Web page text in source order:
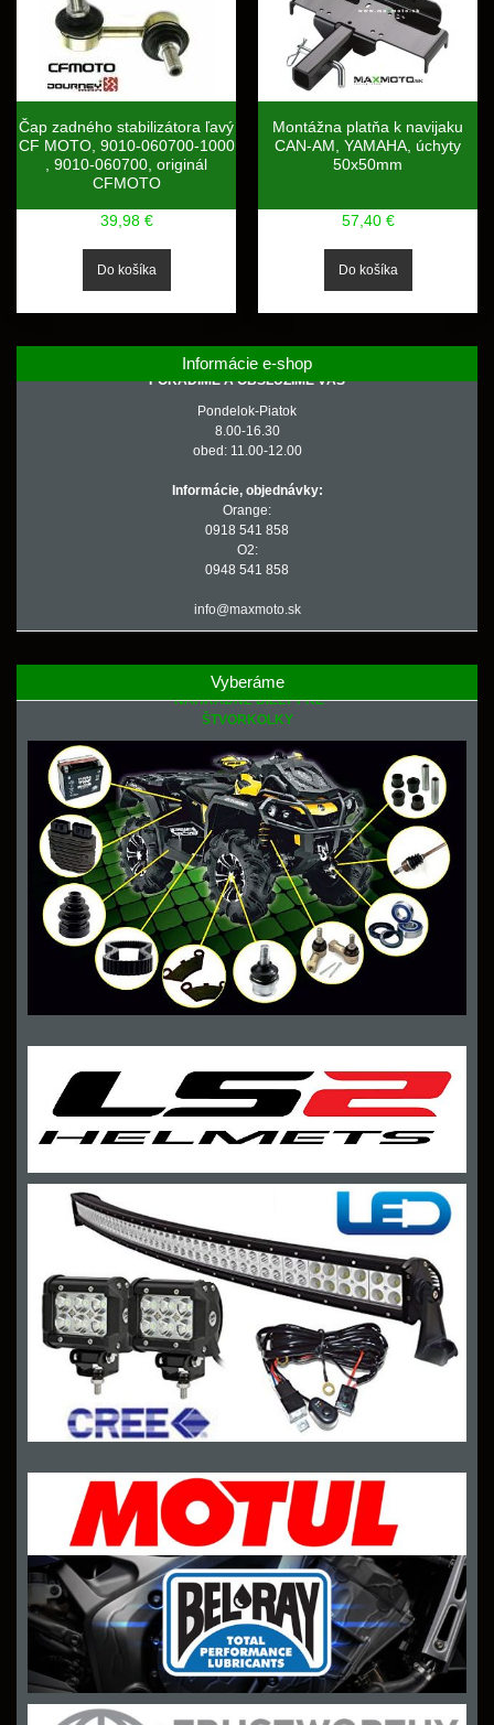
Čap zadného stabilizátora ľavý
CF MOTO, 9010-060700-1000
, 9010-060700, originál
CFMOTO
39,98 €
Montážna platňa k navijaku
CAN-AM, YAMAHA, úchyty
50x50mm
57,40 €
Informácie e-shop
PORADÍME A OBSLÚŽIME VÁS
Pondelok-Piatok
8.00-16.30
obed: 11.00-12.00
Informácie, objednávky:
Orange:
0918 541 858
O2:
0948 541 858
info@maxmoto.sk
Vyberáme
NÁHRADNÉ DIELY PRE
ŠTVORKOLKY